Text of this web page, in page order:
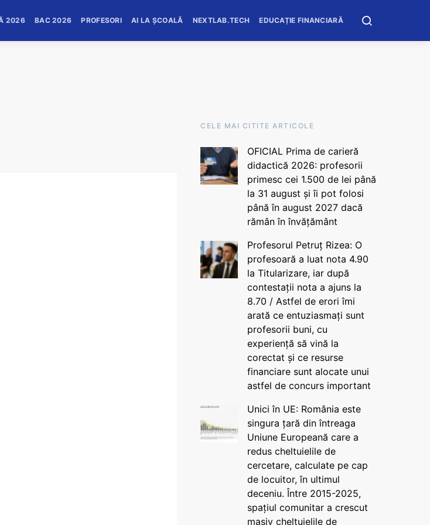
2026 BAC 2026 PROFESORI AI LA ȘCOALĂ NEXTLAB.TECH EDUCAȚIE FINANCIARĂ
CELE MAI CITITE ARTICOLE
OFICIAL Prima de carieră
didactică 2026: profesorii
primesc cei 1.500 de lei până
la 31 august și îi pot folosi
până în august 2027 dacă
rămân în învățământ
Profesorul Petruț Rizea: O
profesoară a luat nota 4.90
la Titularizare, iar după
contestații nota a ajuns la
8.70 / Astfel de erori îmi
arată ce entuziasmați sunt
profesorii buni, cu
experiență să vină la
corectat și ce resurse
financiare sunt alocate unui
astfel de concurs important
Unici în UE: România este
singura țară din întreaga
Uniune Europeană care a
redus cheltuielile de
cercetare, calculate pe cap
de locuitor, în ultimul
deceniu. Între 2015-2025,
spațiul comunitar a crescut
masiv cheltuielile de